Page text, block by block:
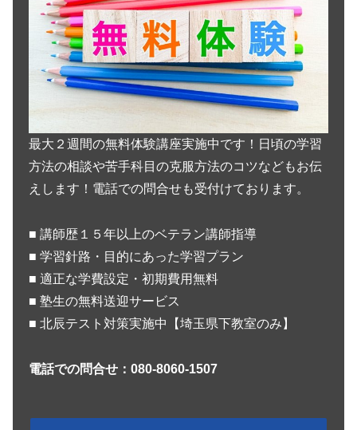
最大２週間の無料体験講座実施中です！日頃の学習
方法の相談や苦手科目の克服方法のコツなどもお伝
えします！電話での問合せも受付けております。
■ 講師歴１５年以上のベテラン講師指導
■ 学習針路・目的にあった学習プラン
■ 適正な学費設定・初期費用無料
■ 塾生の無料送迎サービス
■ 北辰テスト対策実施中【埼玉県下教室のみ】
電話での問合せ：080-8060-1507